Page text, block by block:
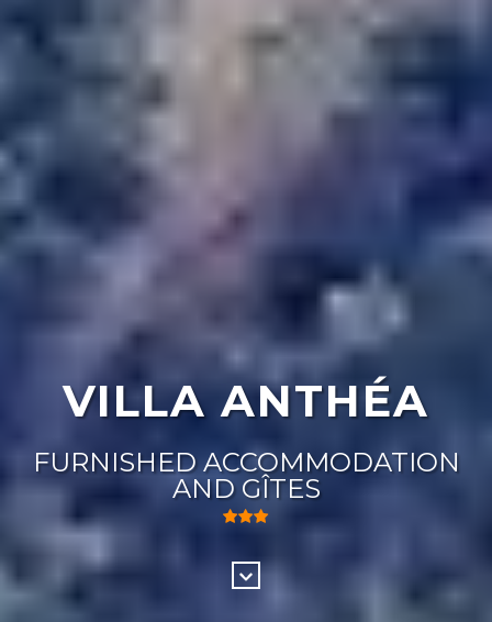
VILLA ANTHÉA
FURNISHED ACCOMMODATION
AND GÎTES